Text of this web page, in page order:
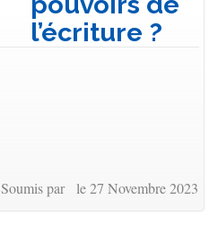
l’écriture ?
Soumis par le 27 Novembre 2023